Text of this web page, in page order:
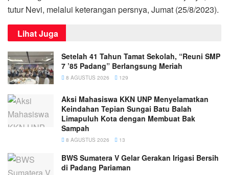
tutur Nevi, melalui keterangan persnya, Jumat (25/8/2023).
Lihat Juga
Setelah 41 Tahun Tamat Sekolah, “Reuni SMP
7 ’85 Padang” Berlangsung Meriah
8 AGUSTUS 2026 129
Aksi Mahasiswa KKN UNP Menyelamatkan
Keindahan Tepian Sungai Batu Balah
Limapuluh Kota dengan Membuat Bak
Sampah
8 AGUSTUS 2026 13
BWS Sumatera V Gelar Gerakan Irigasi Bersih
di Padang Pariaman